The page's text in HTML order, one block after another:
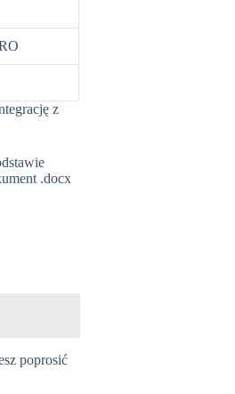
z
.docx
poprosić